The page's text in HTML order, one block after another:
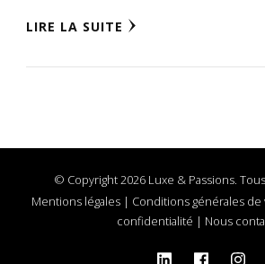
LIRE LA SUITE
© Copyright 2026 Luxe & Passions.
Mentions légales | Conditions générales de
confidentialité | Nous